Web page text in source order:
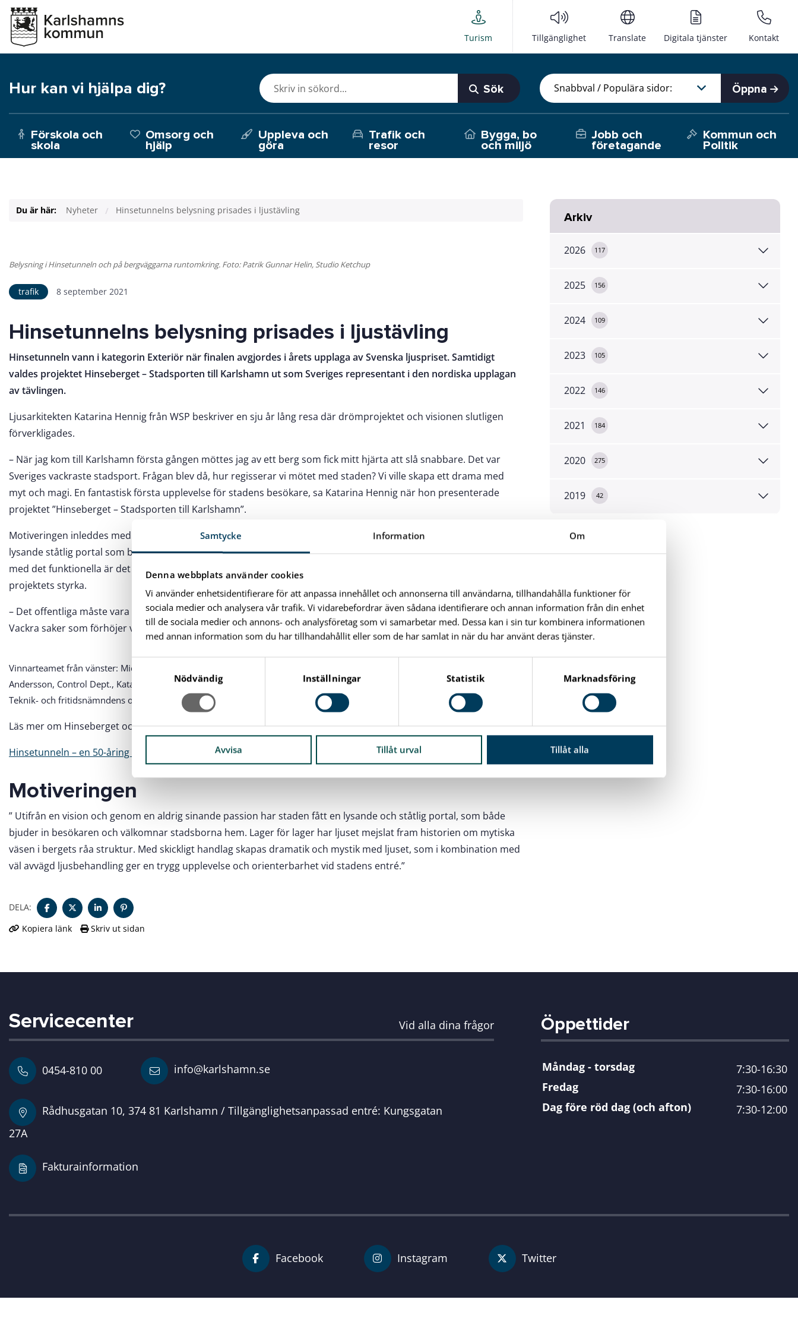
Samtycke Information Om
Denna webbplats använder cookies
Vi använder enhetsidentifierare för att anpassa innehållet och annonserna till användarna, tillhandahålla funktioner för
sociala medier och analysera vår trafik. Vi vidarebefordrar även sådana identifierare och annan information från din enhet
till de sociala medier och annons- och analysföretag som vi samarbetar med. Dessa kan i sin tur kombinera informationen
med annan information som du har tillhandahållit eller som de har samlat in när du har använt deras tjänster.
t
s
v
l
Nödvändig Inställningar Statistik Marknadsföring
Avvisa Tillåt urval Tillåt alla
Turism Tillgänglighet Translate Digitala tjänster Kontakt
Hur kan vi hjälpa dig? Sök Öppna
Förskola och
skola
Omsorg och
hjälp
Uppleva och
göra
Trafik och
resor
Bygga, bo
och miljö
Jobb och
företagande
Kommun och
Politik
Du är här: Nyheter Hinsetunnelns belysning prisades i ljustävling
Belysning i Hinsetunneln och på bergväggarna runtomkring. Foto: Patrik Gunnar Helin, Studio Ketchup
trafik 8 september 2021
Hinsetunnelns belysning prisades i ljustävling
Hinsetunneln vann i kategorin Exteriör när finalen avgjordes i årets upplaga av Svenska ljuspriset. Samtidigt
valdes projektet Hinseberget – Stadsporten till Karlshamn ut som Sveriges representant i den nordiska upplagan
av tävlingen.
Ljusarkitekten Katarina Hennig från WSP beskriver en sju år lång resa där drömprojektet och visionen slutligen
förverkligades.
– När jag kom till Karlshamn första gången möttes jag av ett berg som fick mitt hjärta att slå snabbare. Det var
Sveriges vackraste stadsport. Frågan blev då, hur regisserar vi mötet med staden? Vi ville skapa ett drama med
myt och magi. En fantastisk första upplevelse för stadens besökare, sa Katarina Hennig när hon presenterade
projektet ”Hinseberget – Stadsporten till Karlshamn”.
Motiveringen inleddes med orden ”Utifrån en vision och genom en aldrig sinande passion har staden fått en
lysande ståtlig portal som både bjuder in besökaren och välkomnar stadsborna hem.” Och just det vackra blandat
med det funktionella är det som även teknik- och fritidsnämndens ordförande Mats Dahlbom (c) lyfter fram som
projektets styrka.
– Det offentliga måste vara lite modiga ibland, inte bara göra det nödvändiga. Vi behöver ha saker att glädjas över.
Vackra saker som förhöjer vår vardag, säger Mats Dahlbom.
Vinnarteamet från vänster: Micaela Pärsdotter Andersson, WSP Ljusdesign, Daniel
Andersson, Control Dept., Katarina Hennig, WSP Ljusdesign och Mats Dahlbom (C),
Teknik- och fritidsnämndens ordförande Karlshamns kommun. Foto: Casper Hedberg
Läs mer om Hinseberget och dess belysning:
Hinsetunneln – en 50-åring i toppskick
Motiveringen
” Utifrån en vision och genom en aldrig sinande passion har staden fått en lysande och ståtlig portal, som både
bjuder in besökaren och välkomnar stadsborna hem. Lager för lager har ljuset mejslat fram historien om mytiska
väsen i bergets råa struktur. Med skickligt handlag skapas dramatik och mystik med ljuset, som i kombination med
väl avvägd ljusbehandling ger en trygg upplevelse och orienterbarhet vid stadens entré.”
DELA:
Kopiera länk
Skriv ut sidan
Arkiv
2026 117
2025 156
2024 109
2023 105
2022 146
2021 184
2020 275
2019 42
Servicecenter Vid alla dina frågor
0454-810 00 info@karlshamn.se
Rådhusgatan 10, 374 81 Karlshamn / Tillgänglighetsanpassad entré: Kungsgatan
27A
Fakturainformation
Öppettider
Måndag - torsdag
7:30-16:30
Fredag
7:30-16:00
Dag före röd dag (och afton)
7:30-12:00
Facebook Instagram Twitter